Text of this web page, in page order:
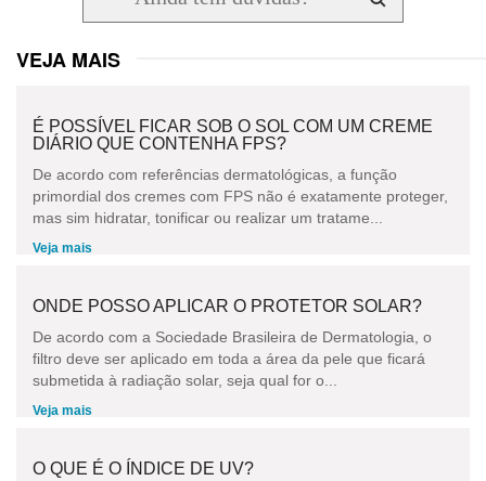
VEJA MAIS
É POSSÍVEL FICAR SOB O SOL COM UM CREME
DIÁRIO QUE CONTENHA FPS?
De acordo com referências dermatológicas, a função
primordial dos cremes com FPS não é exatamente proteger,
mas sim hidratar, tonificar ou realizar um tratame...
Veja mais
ONDE POSSO APLICAR O PROTETOR SOLAR?
De acordo com a Sociedade Brasileira de Dermatologia, o
filtro deve ser aplicado em toda a área da pele que ficará
submetida à radiação solar, seja qual for o...
Veja mais
O QUE É O ÍNDICE DE UV?